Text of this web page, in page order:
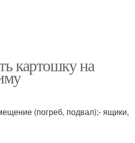
картошку на
(погреб, подвал);- ящики,